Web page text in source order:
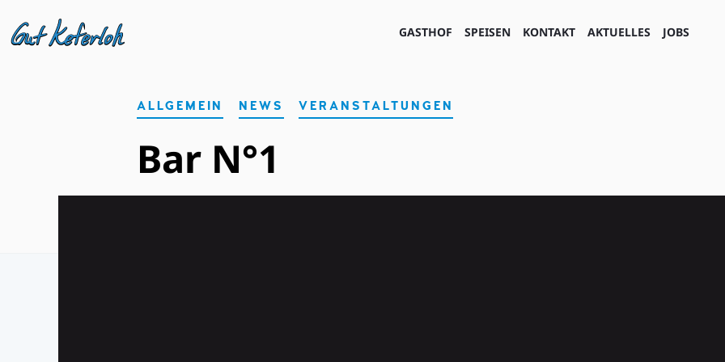
DAS ETWAS ANDERE WIRTSHAUS IN MÜNCHEN
GASTHOF
SPEISEN KONTAKT AKTUELLES JOBS
ALLGEMEIN NEWS VERANSTALTUNGEN
Bar N°1